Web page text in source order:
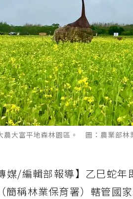
農大富平地森林園區。 圖：農業部林
媒/編輯部報導】乙巳蛇
簡稱林業保育署）轄管國